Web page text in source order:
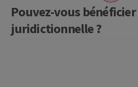
Pouvez-vous bénéficier
juridictionnelle ?